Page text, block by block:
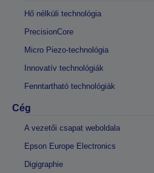
Hő nélküli technológia
PrecisionCore
Micro Piezo-technológia
Innovatív technológiák
Fenntartható technológiák
Cég
A vezetői csapat weboldala
Epson Europe Electronics
Digigraphie